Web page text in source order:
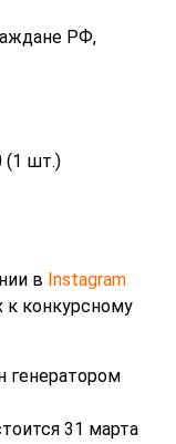
РФ,
(1 шт.)
в Instagram
к конкурсному
генератором
31 марта